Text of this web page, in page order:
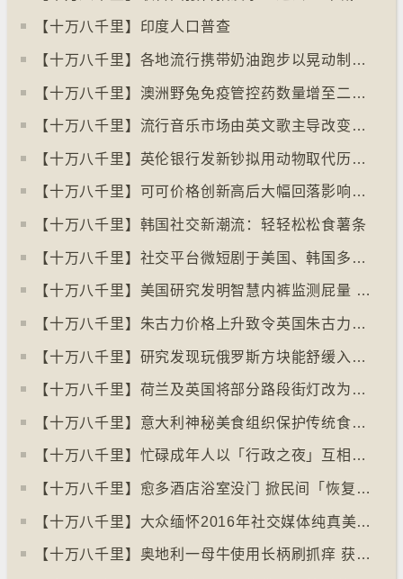
【十万八千里】印度人口普查
【十万八千里】各地流行携带奶油跑步以晃动制造新鲜牛油
【十万八千里】澳洲野兔免疫管控药数量增至二亿只
【十万八千里】流行音乐市场由英文歌主导改变为多国语言歌曲
【十万八千里】英伦银行发新钞拟用动物取代历史人物
【十万八千里】可可价格创新高后大幅回落影响农民生计
【十万八千里】韩国社交新潮流：轻轻松松食薯条
【十万八千里】社交平台微短剧于美国、韩国多地掀热潮
【十万八千里】美国研究发明智慧内裤监测屁量 以助改善消化系统
【十万八千里】朱古力价格上升致令英国朱古力盗窃案高升
【十万八千里】研究发现玩俄罗斯方块能舒缓入侵性创伤后遗症
【十万八千里】荷兰及英国将部分路段街灯改为红色
【十万八千里】意大利神秘美食组织保护传统食物、烹饪方法和菜肴
【十万八千里】忙碌成年人以「行政之夜」互相督促完成搁置私务
【十万八千里】愈多酒店浴室没门 掀民间「恢复浴室门」倡议运动
【十万八千里】大众缅怀2016年社交媒体纯真美好体验
【十万八千里】奥地利一母牛使用长柄刷抓痒 获科学家确定懂得使用工具